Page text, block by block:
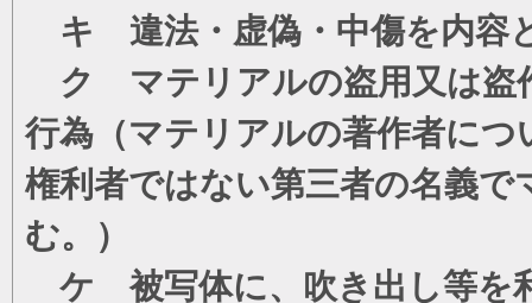
キ 違法・虚偽・中傷を内容
ク マテリアルの盗用又は盗
行為（マテリアルの著作者に
権利者ではない第三者の名義
む。）
ケ 被写体に、吹き出し等を